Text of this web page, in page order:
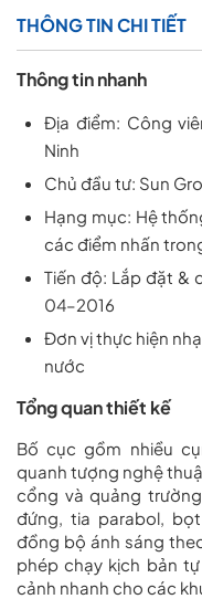
THÔNG TIN CHI TIẾT
Thông tin nhanh
Địa điểm: Công
Ninh
Chủ đầu tư: Sun
Hạng mục: Hệ
các điểm nhấn
Tiến độ: Lắp đặt &
04–2016
Đơn vị thực hiện
nước
Tổng quan thiết kế
Bố cục gồm nhiều
quanh tượng nghệ
cổng và quảng
đứng, tia parabol,
đồng bộ ánh sáng
phép chạy kịch bản
cảnh nhanh cho các